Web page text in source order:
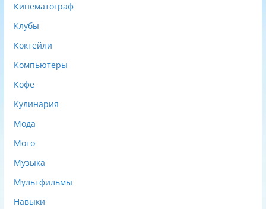
Кинематограф
Клубы
Коктейли
Компьютеры
Кофе
Кулинария
Мода
Мото
Музыка
Мультфильмы
Навыки